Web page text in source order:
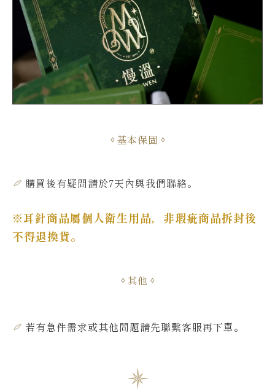
基本保固
購買後有疑問請於7天內與我們聯絡。
※耳針商品屬個人衛生用品，非瑕疵商品拆封後
不得退換貨。
其他
若有急件需求或其他問題請先聯繫客服再下單。